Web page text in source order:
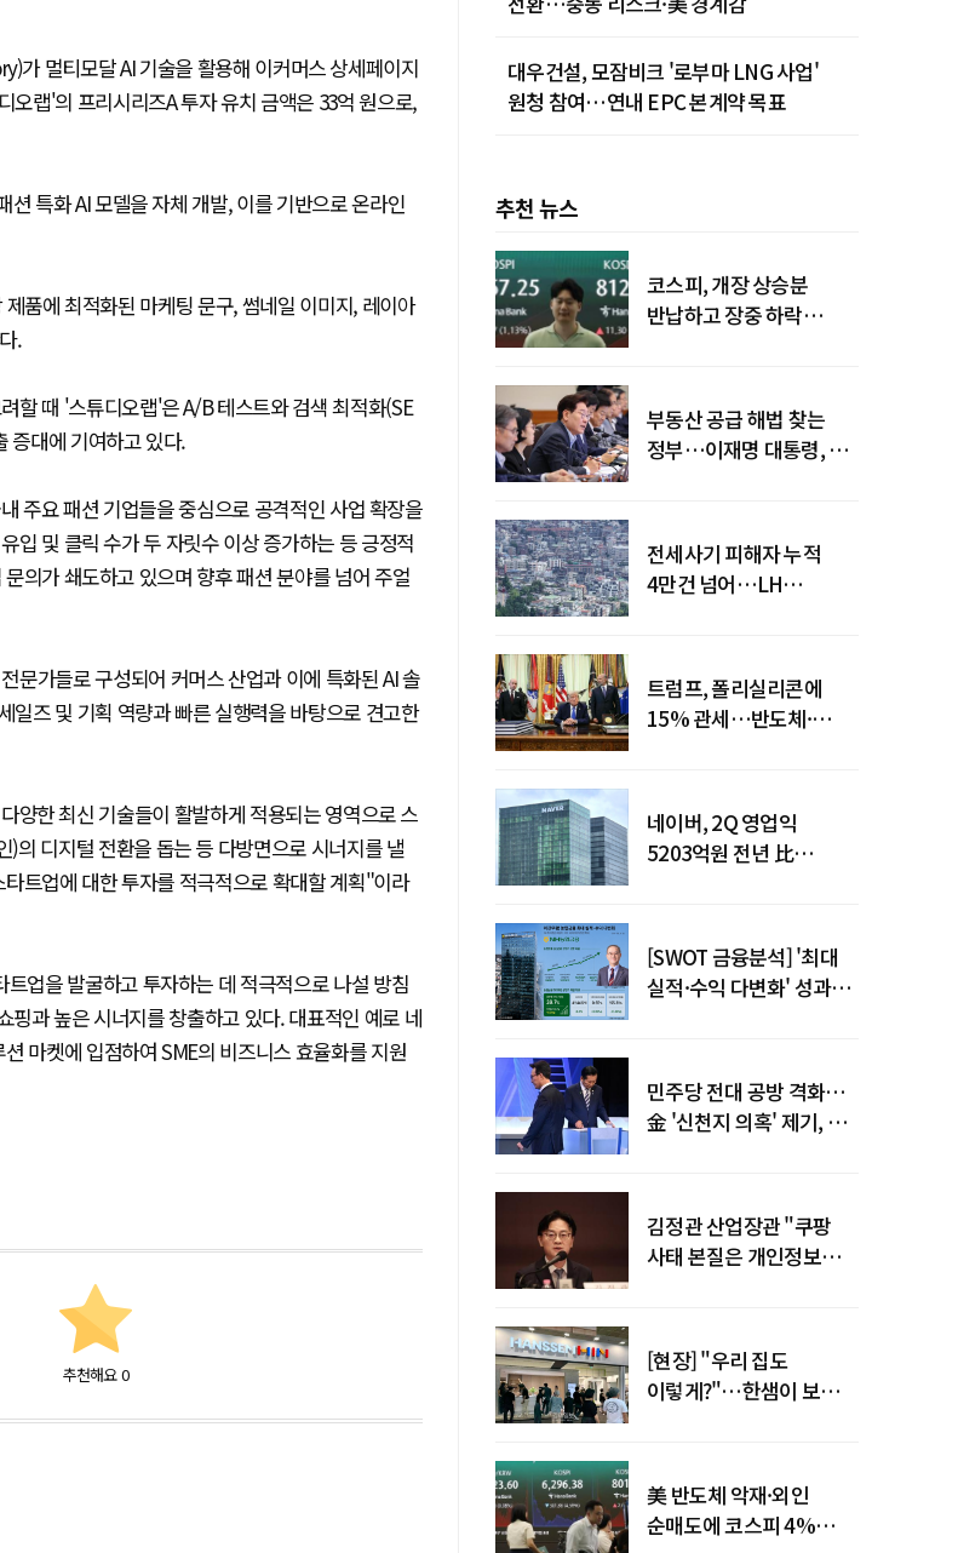
가 멀티모달 AI 기술을 활용해 이커머스 상세페이지
랩'의 프리시리즈A 투자 유치 금액은 33억 원으로,
특화 AI 모델을 자체 개발, 이를 기반으로 온라인
품에 최적화된 마케팅 문구, 썸네일 이미지, 레이아
.
할 때 '스튜디오랩'은 A/B 테스트와 검색 최적화(SE
증대에 기여하고 있다.
주요 패션 기업들을 중심으로 공격적인 사업 확장을
입 및 클릭 수가 두 자릿수 이상 증가하는 등 긍정적
의가 쇄도하고 있으며 향후 패션 분야를 넘어 주얼
문가들로 구성되어 커머스 산업과 이에 특화된 AI 솔
일즈 및 기획 역량과 빠른 실행력을 바탕으로 견고한
양한 최신 기술들이 활발하게 적용되는 영역으로 스
의 디지털 전환을 돕는 등 다방면으로 시너지를 낼
트업에 대한 투자를 적극적으로 확대할 계획"이라
업을 발굴하고 투자하는 데 적극적으로 나설 방침
과 높은 시너지를 창출하고 있다. 대표적인 예로 네
마켓에 입점하여 SME의 비즈니스 효율화를 지원
추천해요 0
대우건설, 모잠비크 '로부마 LNG 사업'
원청 참여…연내 EPC 본계약 목표
추천 뉴스
코스피, 개장 상승분
반납하고 장중 하락
부동산 공급 해법 찾는
정부…이재명 대통령, 2차
전세사기 피해자 누적
4만건 넘어…LH
트럼프, 폴리실리콘에
15% 관세…반도체·
네이버, 2Q 영업익
5203억원 전년 比
[SWOT 금융분석] '최대
실적·수익 다변화' 성과…
민주당 전대 공방 격화…
金 '신천지 의혹' 제기, 鄭
김정관 산업장관 "쿠팡
사태 본질은 개인정보
[현장] "우리 집도
이렇게?"…한샘이 보여준
美 반도체 악재·외인
순매도에 코스피 4%